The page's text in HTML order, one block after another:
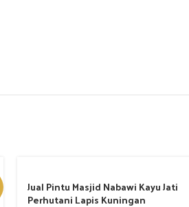
Jual Pintu Masjid Nabawi Kayu Jati
Perhutani Lapis Kuningan